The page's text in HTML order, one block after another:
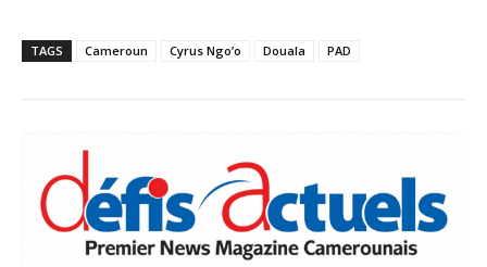
TAGS Cameroun Cyrus Ngo’o Douala PAD